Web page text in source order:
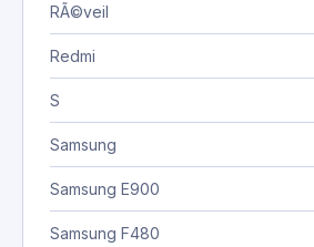
RÃ©veil
Redmi
S
Samsung
Samsung E900
Samsung F480